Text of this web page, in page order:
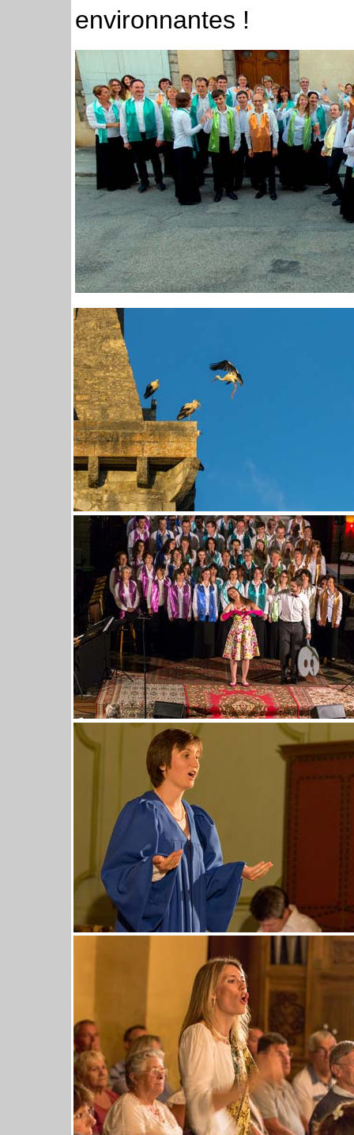
environnantes !